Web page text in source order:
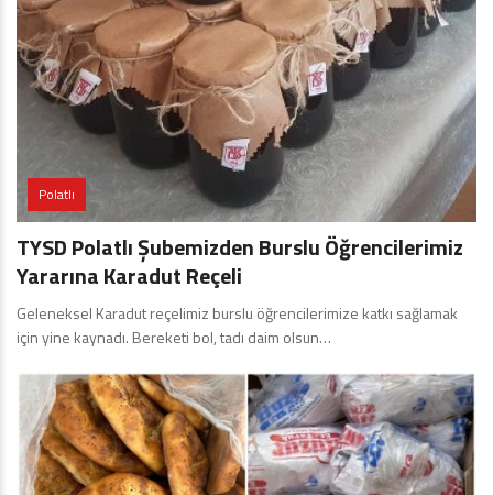
Polatlı
TYSD Polatlı Şubemizden Burslu Öğrencilerimiz
Yararına Karadut Reçeli
Geleneksel Karadut reçelimiz burslu öğrencilerimize katkı sağlamak
için yine kaynadı. Bereketi bol, tadı daim olsun…